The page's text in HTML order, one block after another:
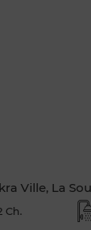
Ville, La
Ch.